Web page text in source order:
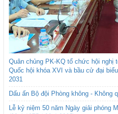
Quân chủng PK-KQ tổ chức hội nghị
Quốc hội khóa XVI và bầu cử đại
2031
Dấu ấn Bộ đội Phòng không - Không
Lễ kỷ niệm 50 năm Ngày giải phóng